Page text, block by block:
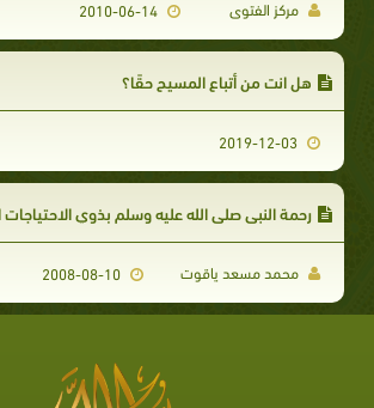
مركز الفتوى 2010-06-14
هل انت من أتباع المسيح حقًا؟
رحمة النبي صلى الله عليه وسلم بذوي الاحتياجات
محمد مسعد ياقوت 2008-08-10